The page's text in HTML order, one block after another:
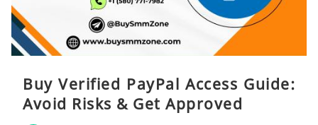
Buy Verified PayPal Access Guide:
Avoid Risks & Get Approved